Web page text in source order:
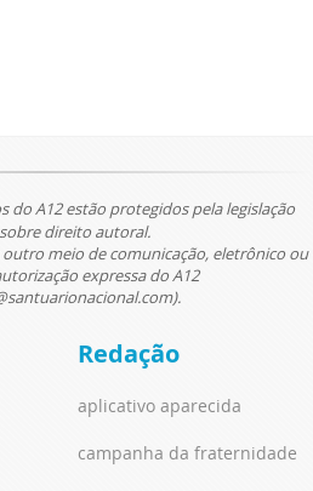
do A12 estão protegidos pela legislação
direito autoral.
meio de comunicação, eletrônico ou
expressa do A12
Redação
aplicativo aparecida
campanha da fraternidade